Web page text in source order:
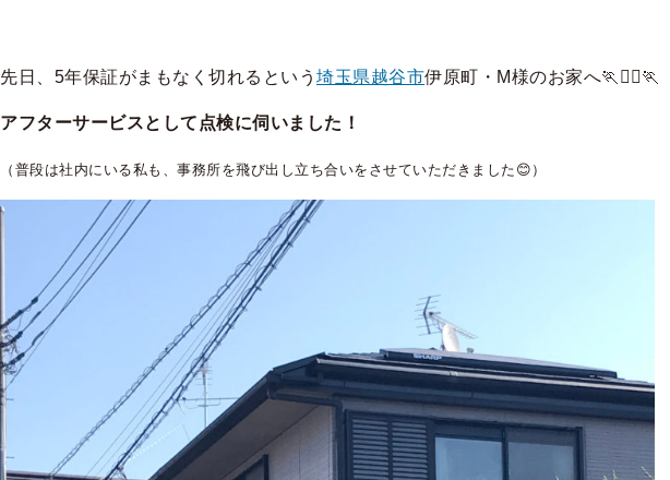
先日、5年保証がまもなく切れるという 埼玉県越谷市伊原町・M様のお家へ🏃🏃‍♀️🏃
アフターサービスとして点検に伺いました！
（普段は社内にいる私も、事務所を飛び出し立ち合いをさせていただきました😊）